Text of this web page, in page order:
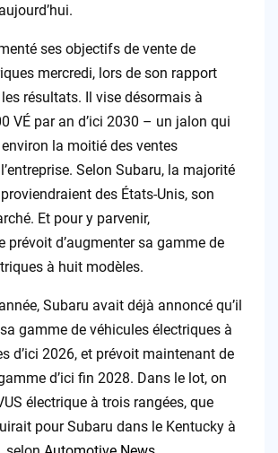
ses objectifs de vente de
mercredi, lors de son rapport
résultats. Il vise désormais à
VÉ par an d’ici 2030 – un jalon qui
la moitié des ventes
Selon Subaru, la majorité
des États-Unis, son
Et pour y parvenir,
prévoit d’augmenter sa gamme de
à huit modèles.
Subaru avait déjà annoncé qu’il
gamme de véhicules électriques à
d’ici 2026, et prévoit maintenant de
d’ici fin 2028. Dans le lot, on
électrique à trois rangées, que
pour Subaru dans le Kentucky à